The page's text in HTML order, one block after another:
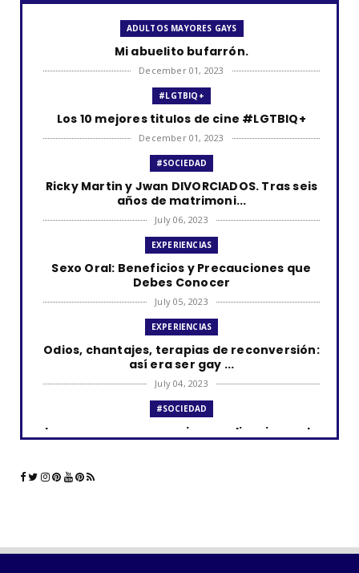
ADULTOS MAYORES GAYS
Mi abuelito bufarrón.
December 01, 2023
#LGTBIQ+
Los 10 mejores titulos de cine #LGTBIQ+
December 01, 2023
#SOCIEDAD
Ricky Martin y Jwan DIVORCIADOS. Tras seis
años de matrimoni...
July 06, 2023
EXPERIENCIAS
Sexo Oral: Beneficios y Precauciones que
Debes Conocer
July 05, 2023
EXPERIENCIAS
Odios, chantajes, terapias de reconversión:
así era ser gay ...
July 04, 2023
#SOCIEDAD
Los curas y su presencia en aplicaciones de
June 21, 2023